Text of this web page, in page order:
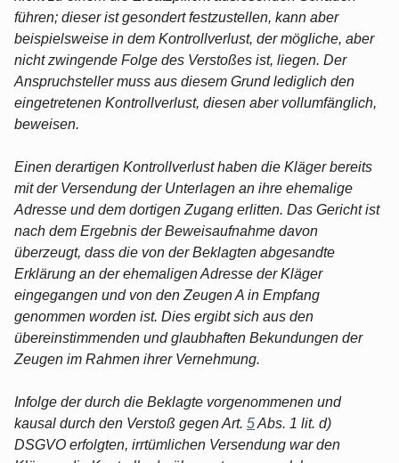
führen; dieser ist gesondert festzustellen, kann aber
beispielsweise in dem Kontrollverlust, der mögliche, aber
nicht zwingende Folge des Verstoßes ist, liegen. Der
Anspruchsteller muss aus diesem Grund lediglich den
eingetretenen Kontrollverlust, diesen aber vollumfänglich,
beweisen.
Einen derartigen Kontrollverlust haben die Kläger bereits
mit der Versendung der Unterlagen an ihre ehemalige
Adresse und dem dortigen Zugang erlitten. Das Gericht ist
nach dem Ergebnis der Beweisaufnahme davon
überzeugt, dass die von der Beklagten abgesandte
Erklärung an der ehemaligen Adresse der Kläger
eingegangen und von den Zeugen A in Empfang
genommen worden ist. Dies ergibt sich aus den
übereinstimmenden und glaubhaften Bekundungen der
Zeugen im Rahmen ihrer Vernehmung.
Infolge der durch die Beklagte vorgenommenen und
kausal durch den Verstoß gegen Art. 5Abs. 1 lit. d)
DSGVO erfolgten, irrtümlichen Versendung war den